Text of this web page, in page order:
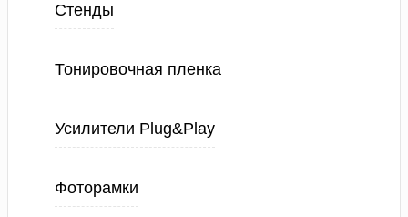
Стенды
Тонировочная пленка
Усилители Plug&Play
Фоторамки